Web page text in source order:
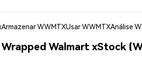
Armazenar WWMTXUsar WWMTXAnálise
Walmart xStock